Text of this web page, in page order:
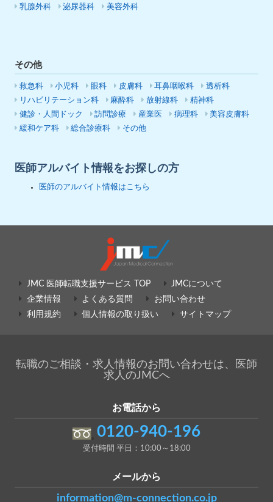
乳腺外科
泌尿器科 美容外科
その他
救急科 小児科 眼科 皮膚科 耳鼻咽喉科
透析科
リハビリテーション科
麻酔科 放射線科
精神科
健診・人間ドック
訪問診療 産業医 病理科
美容皮膚科
緩和ケア科
総合診療科 その他
医師アルバイト情報をお探しの方
医師のアルバイト情報はこちら
JMC 医師転職支援サービス TOP
JMCについて
企業情報
よくある質問
お問い合わせ
利用規約
個人情報の取り扱い サイトマップ
転職のご相談・求人情報のお問い合わせは、医師
求人のJMCへ
お電話から
0120-940-196
受付時間 平日：10:00～18:00
メールから
information@m-connection.co.jp